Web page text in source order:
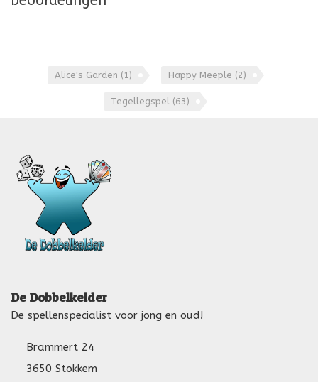
Alice's Garden (1) Happy Meeple (2)
Tegellegspel (63)
De Dobbelkelder
De spellenspecialist voor jong en oud!
Brammert 24
3650 Stokkem